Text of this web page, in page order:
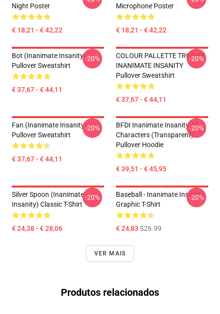
Night Poster
€ 18,21 - € 42,22
Microphone Poster
€ 18,21 - € 42,22
Bot (Inanimate Insanity)
Pullover Sweatshirt
€ 37,67 - € 44,11
-20%
COLOUR PALLETTE TROPHY
INANIMATE INSANITY
Pullover Sweatshirt
€ 37,67 - € 44,11
-20%
Fan (Inanimate Insanity)
Pullover Sweatshirt
€ 37,67 - € 44,11
-20%
BFDI Inanimate Insanity All
Characters (Transparent)
Pullover Hoodie
€ 39,51 - € 45,95
-20%
Silver Spoon (Inanimate
Insanity) Classic T-Shirt
€ 24,38 - € 28,06
-20%
Baseball - Inanimate Insanity
Graphic T-Shirt
€ 24,83 $26.99
-20%
VER MAIS
Produtos relacionados